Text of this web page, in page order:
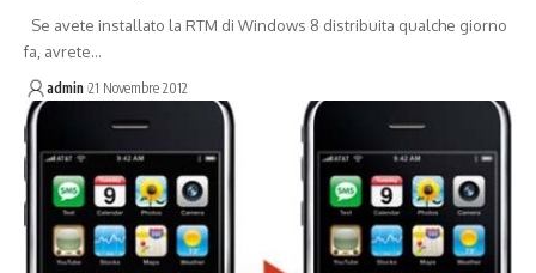
Se avete installato la RTM di Windows 8 distribuita qualche giorno
fa, avrete…
admin 21 Novembre 2012